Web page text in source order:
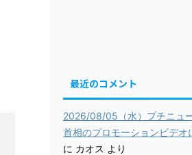
最近のコメント
2026/08/05（水）プチニュ
首相のプロモーションビデオ
に カオス より